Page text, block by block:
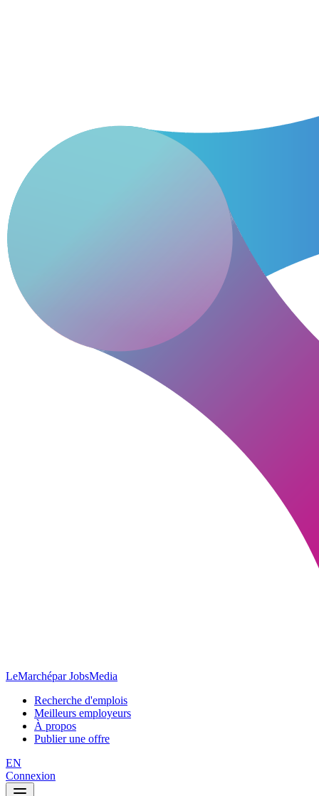
LeMarchépar JobsMedia
Recherche d'emplois
Meilleurs employeurs
À propos
Publier une offre
EN
Connexion